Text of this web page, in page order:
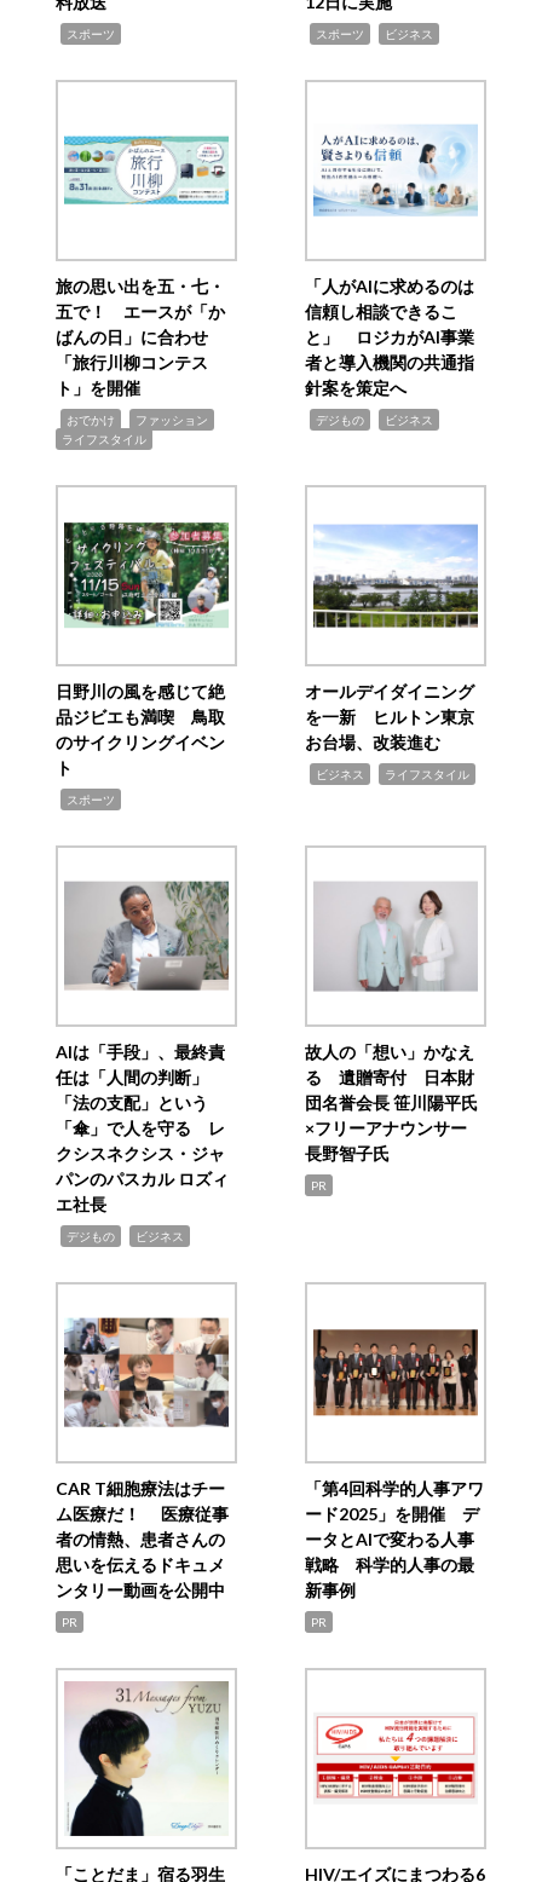
スポーツ スポーツ ビジネス
旅の思い出を五・七・
五で！ エースが「か
ばんの日」に合わせ
「旅行川柳コンテス
ト」を開催
おでかけ ファッション
ライフスタイル
「人がAIに求めるのは
信頼し相談できるこ
と」 ロジカがAI事業
者と導入機関の共通指
針案を策定へ
デジもの ビジネス
日野川の風を感じて絶
品ジビエも満喫 鳥取
のサイクリングイベン
ト
スポーツ
オールデイダイニング
を一新 ヒルトン東京
お台場、改装進む
ビジネス ライフスタイル
AIは「手段」、最終責
任は「人間の判断」
「法の支配」という
「傘」で人を守る レ
クシスネクシス・ジャ
パンのパスカル ロズィ
エ社長
デジもの ビジネス
故人の「想い」かなえ
る 遺贈寄付 日本財
団名誉会長 笹川陽平氏
×フリーアナウンサー
長野智子氏
PR
CAR T細胞療法はチー
ム医療だ！ 医療従事
者の情熱、患者さんの
思いを伝えるドキュメ
ンタリー動画を公開中
PR
「第4回科学的人事アワ
ード2025」を開催 デ
ータとAIで変わる人事
戦略 科学的人事の最
新事例
PR
「ことだま」宿る羽生
HIV/エイズにまつわる6